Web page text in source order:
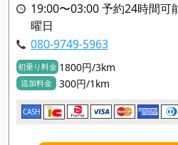
19:00〜03:00 予約24時間可
曜日
080-9749-5963
初乗り料金 1800円/3km
追加料金 300円/1km
CASH